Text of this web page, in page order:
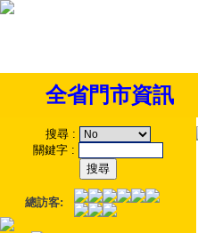
全省門市資訊
搜尋 :
關鍵字 :
總訪客: